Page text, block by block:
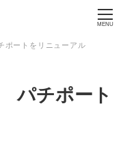
MENU
ートをリニューアル
パチポート